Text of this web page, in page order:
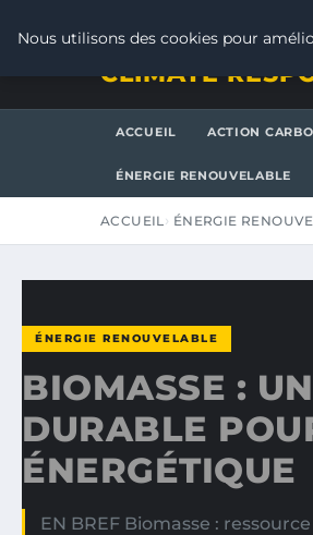
CLIMATE
ACCUEIL ACTION
ÉNERGIE RENOUVELABLE
ACCUEIL ÉNERGIE
ÉNERGIE RENOUVELABLE
BIOMASSE :
DURABLE
ÉNERGÉTIQUE
EN BREF Biomasse :
Nous utilisons des cookies pour